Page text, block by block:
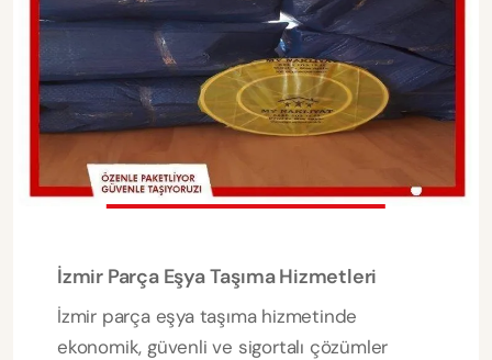
İzmir Parça Eşya Taşıma Hizmetleri
İzmir parça eşya taşıma hizmetinde
ekonomik, güvenli ve sigortalı çözümler